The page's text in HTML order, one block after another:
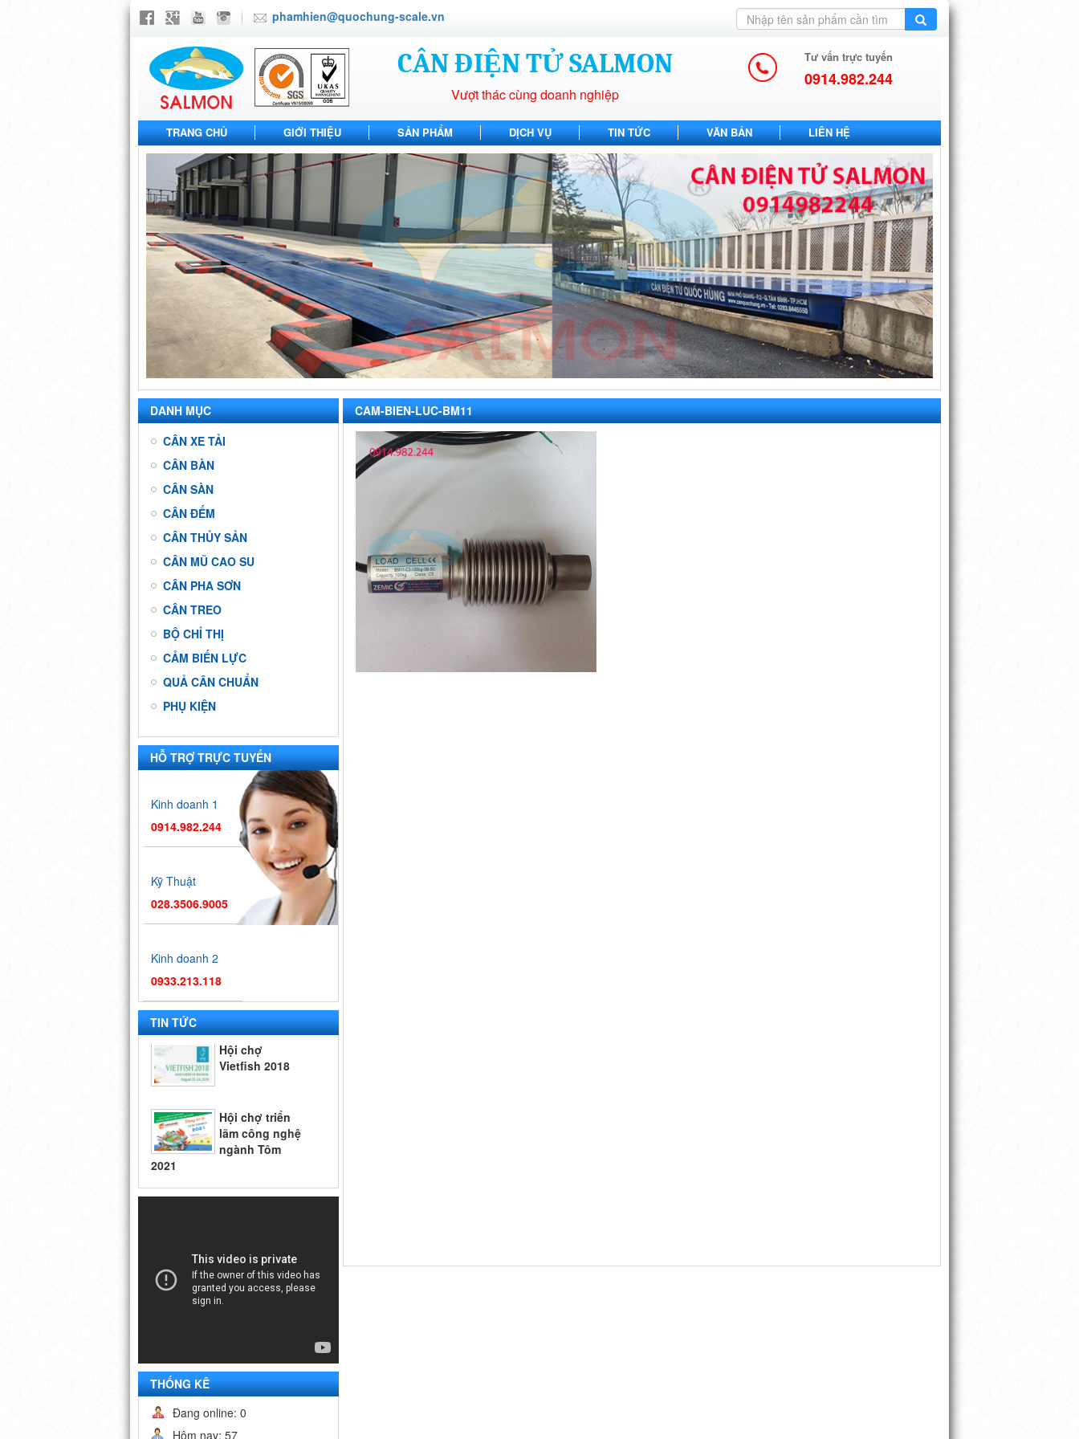
phamhien@quochung-scale.vn
CÂN ĐIỆN TỬ SALMON
Vượt thác cùng doanh nghiệp
Tư vấn trực tuyến
0914.982.244
TRANG CHỦ GIỚI THIỆU SẢN PHẨM DỊCH VỤ TIN TỨC VĂN BẢN LIÊN HỆ
DANH MỤC
CÂN XE TẢI
CÂN BÀN
CÂN SÀN
CÂN ĐẾM
CÂN THỦY SẢN
CÂN MŨ CAO SU
CÂN PHA SƠN
CÂN TREO
BỘ CHỈ THỊ
CẢM BIẾN LỰC
QUẢ CÂN CHUẨN
PHỤ KIỆN
HỖ TRỢ TRỰC TUYẾN
Kinh doanh 1
0914.982.244
Kỹ Thuật
028.3506.9005
Kinh doanh 2
0933.213.118
TIN TỨC
Hội chợ
Vietfish 2018
Hội chợ triển
lãm công nghệ
ngành Tôm
2021
Vietfish 2018
lãm công nghệ
ngành Tôm
THỐNG KÊ
Đang online: 0
Hôm nay: 57
CAM-BIEN-LUC-BM11